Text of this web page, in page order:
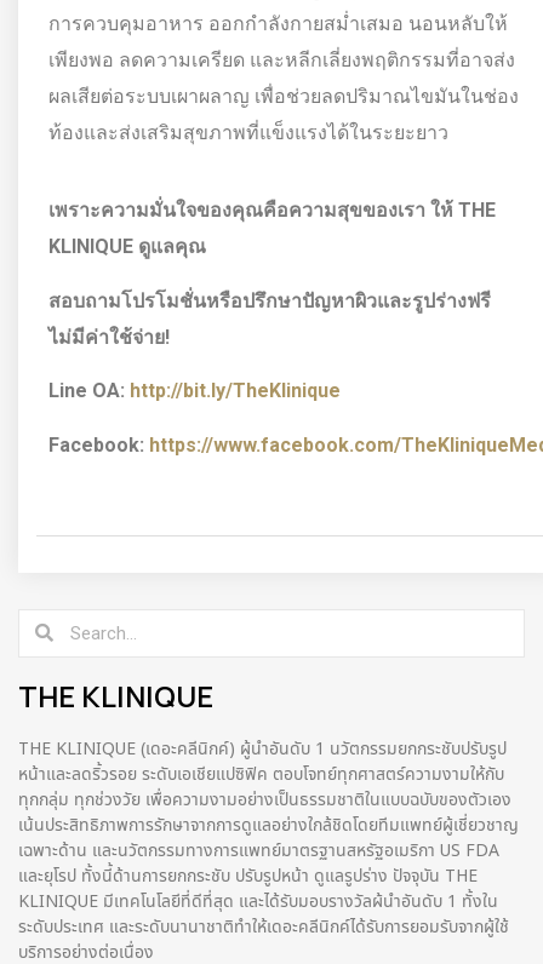
การควบคุมอาหาร ออกกำลังกายสม่ำเสมอ นอนหลับให้
เพียงพอ ลดความเครียด และหลีกเลี่ยงพฤติกรรมที่อาจส่ง
ผลเสียต่อระบบเผาผลาญ เพื่อช่วยลดปริมาณไขมันในช่อง
ท้องและส่งเสริมสุขภาพที่แข็งแรงได้ในระยะยาว
เพราะความมั่นใจของคุณคือความสุขของเรา ให้ THE
KLINIQUE ดูแลคุณ
สอบถามโปรโมชั่นหรือปรึกษาปัญหาผิวและรูปร่างฟรี
ไม่มีค่าใช้จ่าย!
Line OA: http://bit.ly/TheKlinique
Facebook: https://www.facebook.com/
THE KLINIQUE
THE KLINIQUE (เดอะคลีนิกค์) ผู้นำอันดับ 1 นวัตกรรมยกกระชับปรับรูป
หน้าและลดริ้วรอย ระดับเอเชียแปซิฟิค ตอบโจทย์ทุกศาสตร์ความงามให้กับ
ทุกกลุ่ม ทุกช่วงวัย เพื่อความงามอย่างเป็นธรรมชาติในแบบฉบับของตัวเอง
เน้นประสิทธิภาพการรักษาจากการดูแลอย่างใกล้ชิดโดยทีมแพทย์ผู้เชี่ยวชาญ
เฉพาะด้าน และนวัตกรรมทางการแพทย์มาตรฐานสหรัฐอเมริกา US FDA
และยุโรป ทั้งนี้ด้านการยกกระชับ ปรับรูปหน้า ดูแลรูปร่าง ปัจจุบัน THE
KLINIQUE มีเทคโนโลยีที่ดีที่สุด และได้รับมอบรางวัลผ้นำอันดับ 1 ทั้งใน
ระดับประเทศ และระดับนานาชาติทําให้เดอะคลีนิกค์ได้รับการยอมรับจากผู้ใช้
บริการอย่างต่อเนื่อง